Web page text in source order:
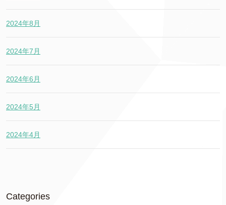
2024年8月
2024年7月
2024年6月
2024年5月
2024年4月
Categories